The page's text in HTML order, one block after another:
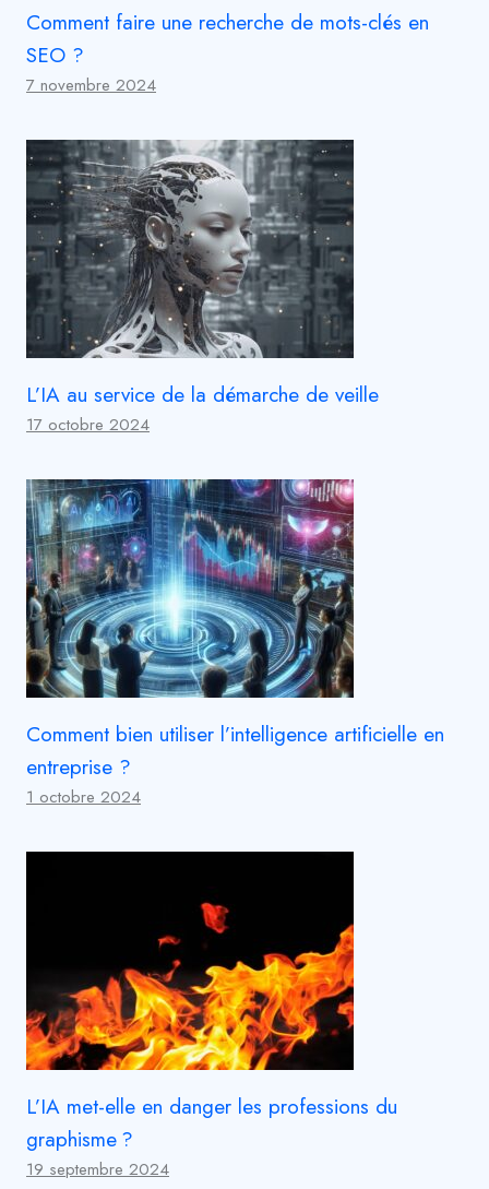
Comment faire une recherche de mots-clés en
SEO ?
7 novembre 2024
L’IA au service de la démarche de veille
17 octobre 2024
Comment bien utiliser l’intelligence artificielle en
entreprise ?
1 octobre 2024
L’IA met-elle en danger les professions du
graphisme ?
19 septembre 2024